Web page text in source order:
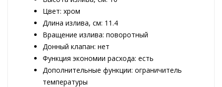
Цвет: хром
Длина излива, см: 11.4
Вращение излива: поворотный
Донный клапан: нет
Функция экономии расхода: есть
Дополнительные функции: ограничитель
температуры